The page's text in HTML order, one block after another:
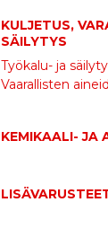
KULJETUS,
SÄILYTYS
Työkalu- ja
Vaarallisten
KEMIKAALI- JA